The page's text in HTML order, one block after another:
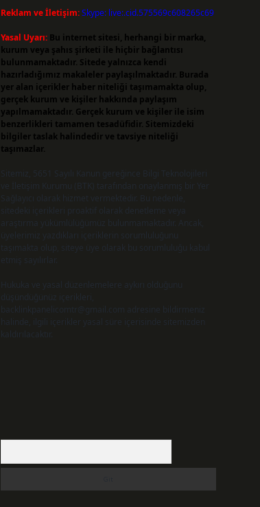
Reklam ve İletişim:Skype: live:.cid.575569c608265c69
Yasal Uyarı: Bu internet sitesi, herhangi bir marka,
kurum veya şahıs şirketi ile hiçbir bağlantısı
bulunmamaktadır. Sitede yalnızca kendi
hazırladığımız makaleler paylaşılmaktadır. Burada
yer alan içerikler haber niteliği taşımamakta olup,
gerçek kurum ve kişiler hakkında paylaşım
yapılmamaktadır. Gerçek kurum ve kişiler ile isim
benzerlikleri tamamen tesadüfidir. Sitemizdeki
bilgiler taslak halindedir ve tavsiye niteliği
taşımazlar.
Sitemiz, 5651 Sayılı Kanun gereğince Bilgi Teknolojileri
ve İletişim Kurumu (BTK) tarafından onaylanmış bir Yer
Sağlayıcı olarak hizmet vermektedir. Bu nedenle,
sitedeki içerikleri proaktif olarak denetleme veya
araştırma yükümlülüğümüz bulunmamaktadır. Ancak,
üyelerimiz yazdıkları içeriklerin sorumluluğunu
taşımakta olup, siteye üye olarak bu sorumluluğu kabul
etmiş sayılırlar.
Hukuka ve yasal düzenlemelere aykırı olduğunu
düşündüğünüz içerikleri,
backlinkpanelicomtr@gmail.com adresine bildirmeniz
halinde, ilgili içerikler yasal süre içerisinde sitemizden
kaldırılacaktır.